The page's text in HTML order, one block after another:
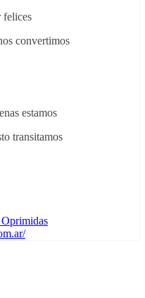
convertimos
estamos
transitamos